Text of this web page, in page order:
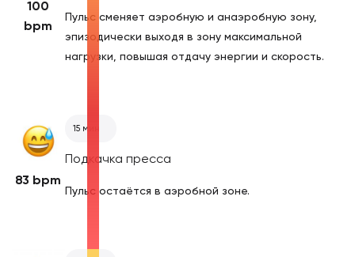
100
bpm
Пульс сменяет аэробную и анаэробную зону,
эпизодически выходя в зону максимальной
нагрузки, повышая отдачу энергии и скорость.
83 bpm
15 мин
Подкачка пресса
Пульс остаётся в аэробной зоне.